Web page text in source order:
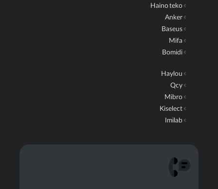
Haino teko
Anker
Baseus
Mifa
Bomidi
Haylou
Qcy
Mibro
Kiselect
Imilab